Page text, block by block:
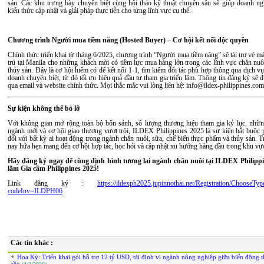
sản. Các khu trưng bày chuyên biệt cùng hội thảo kỹ thuật chuyên sâu sẽ giúp doanh
kiến thức cập nhật và giải pháp thực tiễn cho từng lĩnh vực cụ thể.
Chương trình Người mua tiềm năng (Hosted Buyer) – Cơ hội kết nối độc quyền
Chính thức triển khai từ tháng 6/2025, chương trình “Người mua tiềm năng” sẽ tài trợ vé
trú tại Manila cho những khách mời có tiềm lực mua hàng lớn trong các lĩnh vực chăn
thủy sản. Đây là cơ hội hiếm có để kết nối 1-1, tìm kiếm đối tác phù hợp thông qua dịch
doanh chuyên biệt, từ đó tối ưu hiệu quả đầu tư tham gia triển lãm. Thông tin đăng ký sẽ
qua email và website chính thức. Mọi thắc mắc vui lòng liên hệ: info@ildex-
Sự kiện không thể bỏ lỡ
Với không gian mở rộng toàn bộ bốn sảnh, số lượng thương hiệu tham gia kỷ lục,
ngành mới và cơ hội giao thương vượt trội, ILDEX Philippines 2025 là sự kiện bắt buộc
đối với bất kỳ ai hoạt động trong ngành chăn nuôi, sữa, chế biến thực phẩm và thủy sản.
nay hứa hẹn mang đến cơ hội hợp tác, học hỏi và cập nhật xu hướng hàng đầu trong khu
Hãy đăng ký ngay để cùng định hình tương lai ngành chăn nuôi tại ILDEX
lãm Gia cầm Philippines 2025!
Link đăng ký : https://ildexph2025.jupinnothai.net/Registration/
codeInv=ILDPH06
Các tin khác :
Hoa Kỳ: Triển khai gói hỗ trợ 12 tỷ USD, tái định vị ngành nông nghiệp giữa biến động